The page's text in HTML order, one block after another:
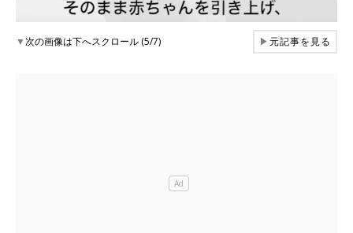
▼次の画像は下へスクロール (5/7) ▶元記事を見る